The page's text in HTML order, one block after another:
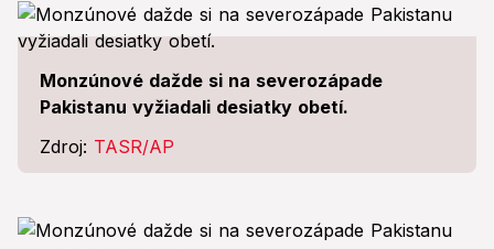
Monzúnové dažde si na severozápade
Pakistanu vyžiadali desiatky obetí.
Zdroj: TASR/AP